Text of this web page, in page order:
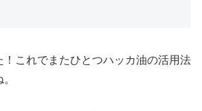
！これでまたひとつハッカ油の活用法